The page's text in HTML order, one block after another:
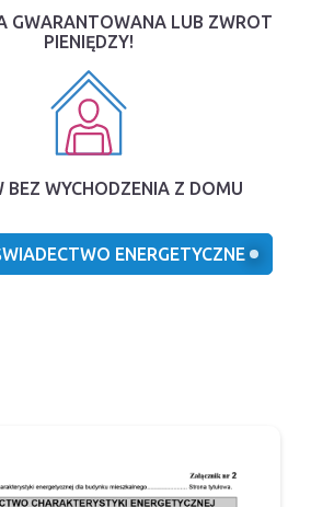
GWARANTOWANA LUB ZWROT
PIENIĘDZY!
BEZ WYCHODZENIA Z DOMU
ENERGETYCZNE